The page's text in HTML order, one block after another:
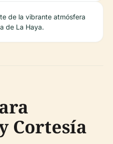
de la vibrante atmósfera
de La Haya.
Cortesía